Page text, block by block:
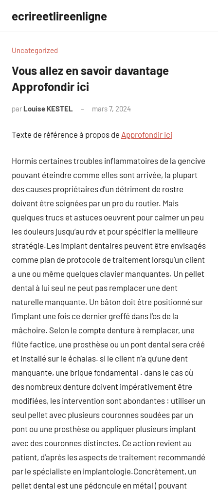
contenu
ecrireetlireenligne
Uncategorized
Vous allez en savoir davantage
Approfondir ici
par Louise KESTEL mars 7, 2024
Texte de référence à propos de Approfondir ici
Hormis certaines troubles inflammatoires de la gencive
pouvant éteindre comme elles sont arrivée, la plupart
des causes propriétaires d’un détriment de rostre
doivent être soignées par un pro du routier. Mais
quelques trucs et astuces oeuvrent pour calmer un peu
les douleurs jusqu’au rdv et pour spécifier la meilleure
stratégie.Les implant dentaires peuvent être envisagés
comme plan de protocole de traitement lorsqu’un client
a une ou même quelques clavier manquantes. Un pellet
dental à lui seul ne peut pas remplacer une dent
naturelle manquante. Un bâton doit être positionné sur
l’implant une fois ce dernier greffé dans l’os de la
mâchoire. Selon le compte denture à remplacer, une
flûte factice, une prosthèse ou un pont dental sera créé
et installé sur le échalas. si le client n’a qu’une dent
manquante, une brique fondamental . dans le cas où
des nombreux denture doivent impérativement être
modifiées, les intervention sont abondantes : utiliser un
seul pellet avec plusieurs couronnes soudées par un
pont ou une prosthèse ou appliquer plusieurs implant
avec des couronnes distinctes. Ce action revient au
patient, d’après les aspects de traitement recommandé
par le spécialiste en implantologie.Concrètement, un
pellet dental est une pédoncule en métal ( pouvant